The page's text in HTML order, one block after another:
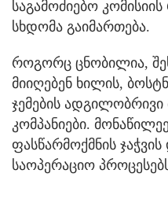
საგამოძიებო
სხდომა გაიმართება.
როგორც ცნობილია,
მიიღებენ ხილის,
ჯემების
კომპანიები.
ფასწარმოქმნის
საოპერაციო